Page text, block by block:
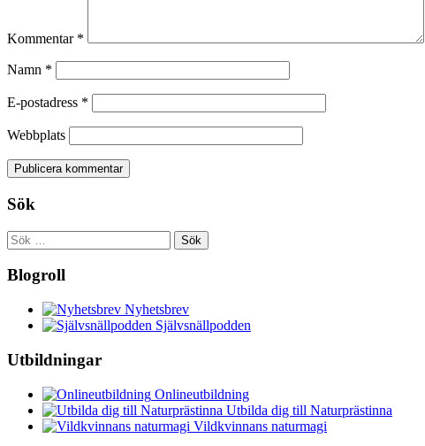
Kommentar *
Namn *
E-postadress *
Webbplats
Sök
Sök
efter:
Blogroll
Nyhetsbrev
Självsnällpodden
Utbildningar
Onlineutbildning
Utbilda dig till Naturprästinna
Vildkvinnans naturmagi